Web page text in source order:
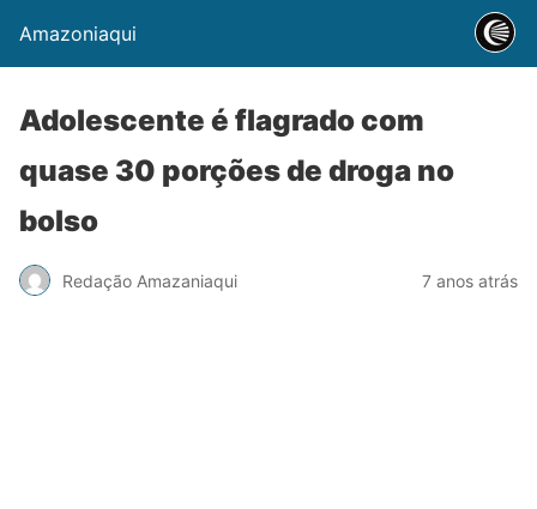
Amazoniaqui
Adolescente é flagrado com
quase 30 porções de droga no
bolso
Redação Amazaniaqui 7 anos atrás